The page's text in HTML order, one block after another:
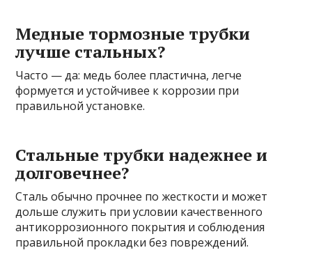
Медные тормозные трубки
лучше стальных?
Часто — да: медь более пластична, легче
формуется и устойчивее к коррозии при
правильной установке.
Стальные трубки надежнее и
долговечнее?
Сталь обычно прочнее по жесткости и может
дольше служить при условии качественного
антикоррозионного покрытия и соблюдения
правильной прокладки без повреждений.